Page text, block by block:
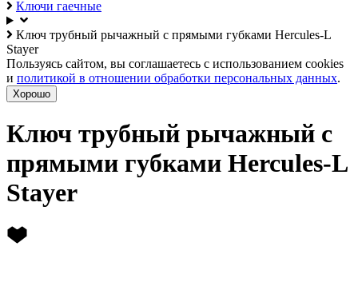
Ключи гаечные
Ключ трубный рычажный с прямыми губками Hercules-L
Stayer
Пользуясь сайтом, вы соглашаетесь с использованием cookies
и политикой в отношении обработки персональных данных.
Хорошо
Ключ трубный рычажный с
прямыми губками Hercules-L
Stayer